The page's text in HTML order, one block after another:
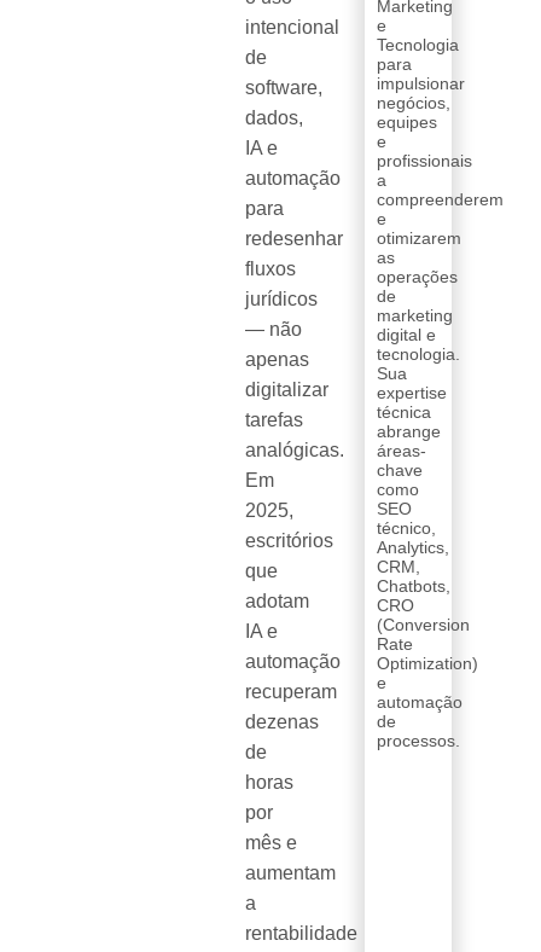
intencional
de
software,
dados,
IA e
automação
para
redesenhar
fluxos
jurídicos
— não
apenas
digitalizar
tarefas
analógicas.
Em
2025,
escritórios
que
adotam
IA e
automação
recuperam
dezenas
de
horas
por
mês e
aumentam
a
rentabilidade
Marketing
e
Tecnologia
para
impulsionar
negócios,
equipes
e
profissionais
a
compreenderem
e
otimizarem
as
operações
de
marketing
digital e
tecnologia.
Sua
expertise
técnica
abrange
áreas-
chave
como
SEO
técnico,
Analytics,
CRM,
Chatbots,
CRO
(Conversion
Rate
Optimization)
e
automação
de
processos.